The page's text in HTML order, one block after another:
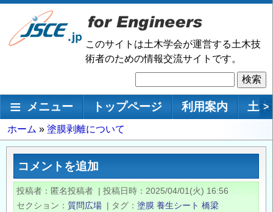
メ
ン
移
このサイトは土木学会が運営する土木技
術者のための情報交流サイトです。
索
メインナビゲーション
メニュー トップページ 利用案内 土 >
パ
ン
ず
ホーム 塗膜剥離について
コメントを追加
投稿者 匿名投稿者 | 投稿日時
2025/04/01(火) 16:56
セクション
質問広場 | タグ 塗膜 養生シート 橋梁